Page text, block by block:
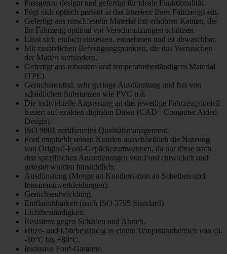
Passgenau designt und gefertigt für ideale Funktionalität.
Fügt sich optisch perfekt in das Interieur Ihres Fahrzeugs ein.
Gefertigt aus rutschfestem Material mit erhöhten Kanten, die
Ihr Fahrzeug optimal vor Verschmutzungen schützen.
Lässt sich einfach einsetzen, entnehmen und ist abwaschbar.
Mit zusätzlichen Befestigungspunkten, die das Verrutschen
der Matten verhindern.
Gefertigt aus robustem und temperaturbeständigem Material
(TPE).
Geruchsneutral, sehr geringe Ausdünstung und frei von
schädlichen Substanzen wie PVC u.ä.
Die individuelle Anpassung an das jeweilige Fahrzeugmodell
basiert auf exakten digitalen Daten (CAD - Computer Aided
Design).
ISO 9001 zertifiziertes Qualitätsmanagement.
Ford empfiehlt seinen Kunden ausschließlich die Nutzung
von Original-Ford-Gepäckraumwannen, da nur diese nach
den spezifischen Anforderungen von Ford entwickelt und
getestet wurden hinsichtlich:
Ausdünstung (Menge an Kondensation an Scheiben und
Innenraumverkleidungen).
Geruchsentwicklung.
Entflammbarkeit (nach ISO 3795 Standard)
Lichtbeständigkeit.
Resistenz gegen Schäden und Abrieb.
Hitze- und kältebeständig in einem Temperaturbereich von ca.
-30°C bis +80°C.
Inklusive Ford-Garantie.